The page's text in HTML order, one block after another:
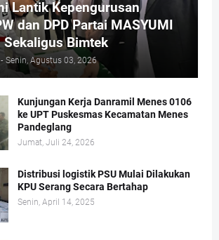
Lantik Kepengurusan
dan DPD Partai MASYUMI
Sekaligus Bimtek
- Senin, Agustus 03, 2026
Kunjungan Kerja Danramil Menes 0106
ke UPT Puskesmas Kecamatan Menes
Pandeglang
Jumat, Juli 24, 2026
Distribusi logistik PSU Mulai Dilakukan
KPU Serang Secara Bertahap
Senin, April 14, 2025